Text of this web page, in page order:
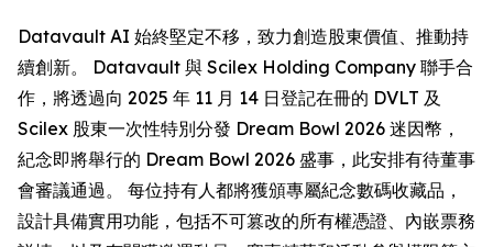
Datavault AI 始終堅定不移，致力創造股東價值、推動持
續創新。 Datavault 與 Scilex Holding Company 聯手合
作，將透過向 2025 年 11 月 14 日登記在冊的 DVLT 及
Scilex 股東一次性特別分發 Dream Bowl 2026 迷因幣，
紀念即將舉行的 Dream Bowl 2026 盛事，此安排有待董事
會審議通過。 每位持有人都將獲頒專屬紀念數碼收藏品，
設計具備實用功能，包括不可篡改的所有權憑證、內嵌票務